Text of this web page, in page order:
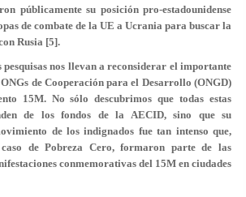
públicamente su posición pro-estadounidense
de combate de la UE a Ucrania para buscar la
Rusia [5].
pesquisas nos llevan a reconsiderar el importante
de Cooperación para el Desarrollo (ONGD)
15M. No sólo descubrimos que todas estas
de los fondos de la AECID, sino que su
de los indignados fue tan intenso que,
de Pobreza Cero, formaron parte de las
conmemorativas del 15M en ciudades